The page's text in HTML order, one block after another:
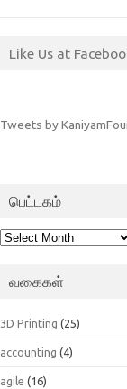
Like Us at
Tweets by
பெட்டகம்
பெட்டகம்
வகைகள்
3D Printing (25)
accounting (4)
agile (16)